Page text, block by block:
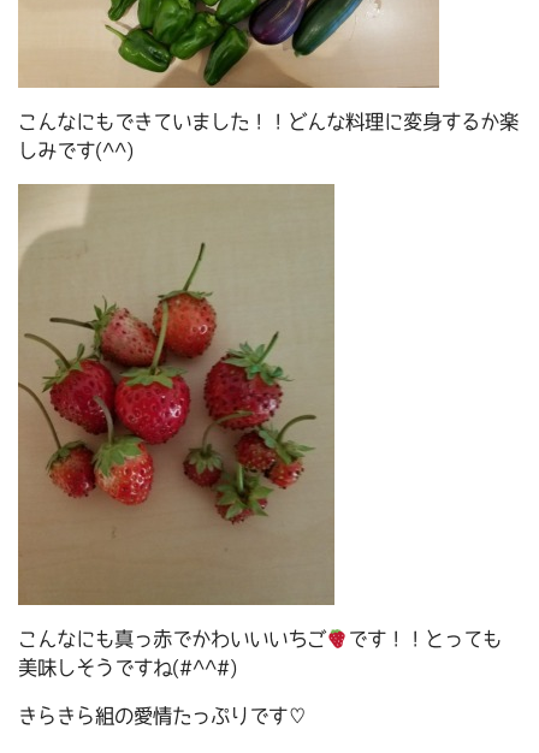
こんなにもできていました！！どんな料理に変身するか楽
しみです(^^)
こんなにも真っ赤でかわいいいちご
です！！とっても
美味しそうですね(#^^#)
きらきら組の愛情たっぷりです♡